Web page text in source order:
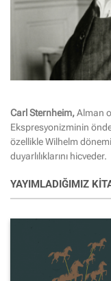
Carl Sternheim,Alman
Ekspresyonizminin
özellikle Wilhelm
duyarlılıklarını hicveder.
YAYIMLADIĞIMIZ